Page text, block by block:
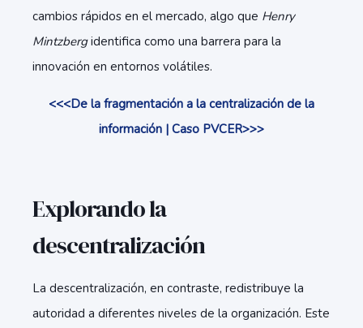
cambios rápidos en el mercado, algo que Henry
Mintzbergidentifica como una barrera para la
innovación en entornos volátiles.
<<<De la fragmentación a la centralización de la
información | Caso PVCER>>>
Explorando la
descentralización
La descentralización, en contraste, redistribuye la
autoridad a diferentes niveles de la organización. Este